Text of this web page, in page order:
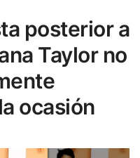
posterior a
Taylor no
ocasión